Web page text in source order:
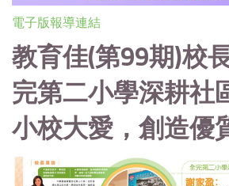
電子版報導連結
教育佳(第99期)校
完第二小學深耕社
小校大愛，創造優